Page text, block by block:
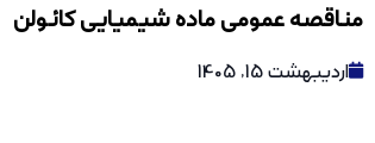
مناقصه عمومی ماده شیمیایی کائولن
اردیبهشت 15, 1405